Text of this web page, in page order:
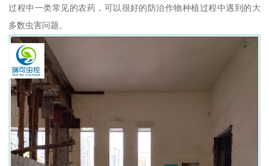
过程中一类常见的农药，可以很好的防治作物种植过程中遇到的大
多数虫害问题。